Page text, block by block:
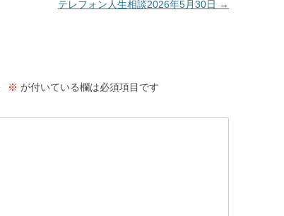
テレフォン人生相談2026年5月30日 →
※ が付いている欄は必須項目です